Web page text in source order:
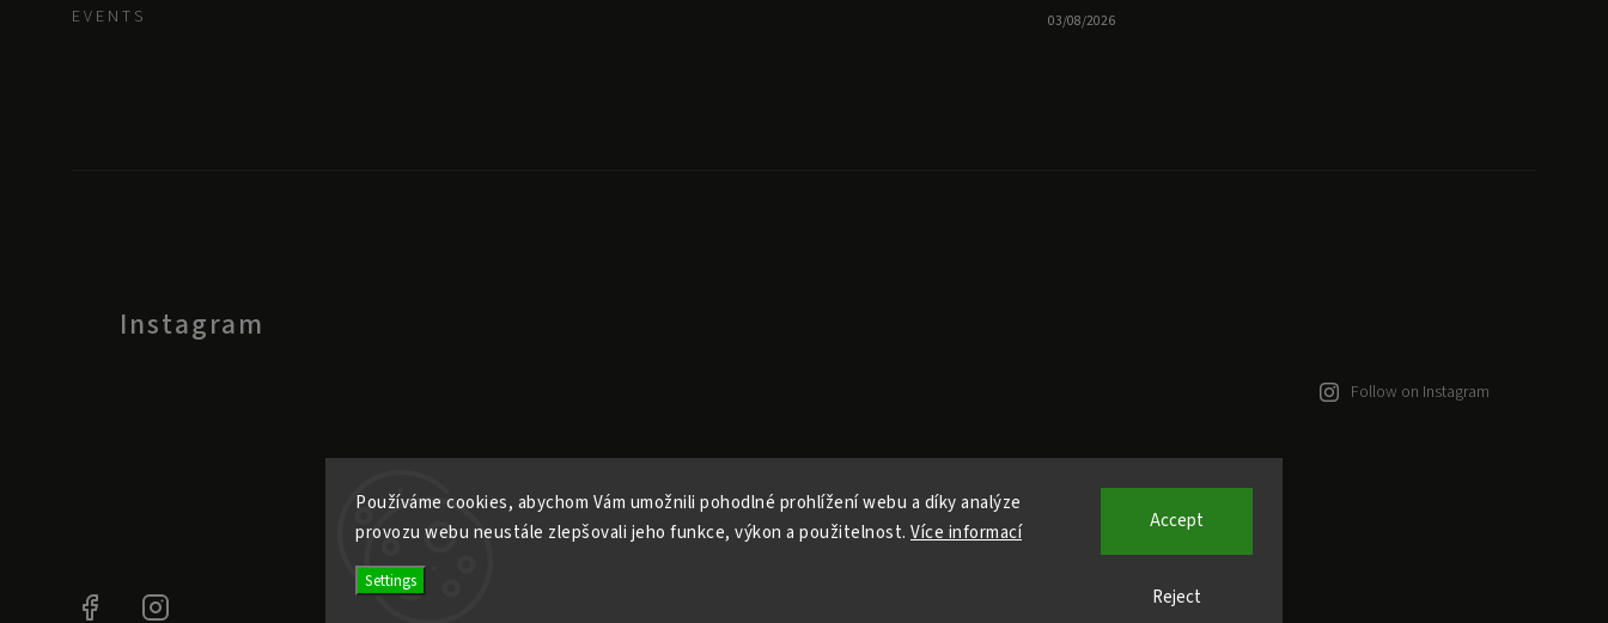
Používáme cookies, abychom Vám umožnili pohodlné prohlížení webu a díky analýze
provozu webu neustále zlepšovali jeho funkce, výkon a použitelnost. Více informací
Settings
Reject
Accept
E V E N T S
Instagram
Follow on Instagram
03/08/2026
Copyright 2026Ele Pele. All rights reserved.
Facebook